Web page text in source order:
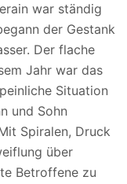
war ständig
der Gestank
Der flache
Jahr war das
Situation
und Sohn
Spiralen, Druck
über
Betroffene zu